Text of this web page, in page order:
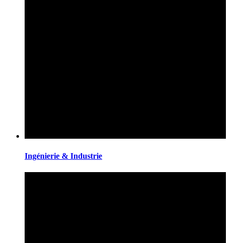
Ingénierie & Industrie